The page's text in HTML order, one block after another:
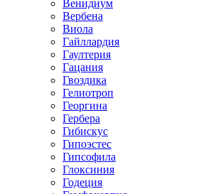
Венидиум
Вербена
Виола
Гайллардия
Гаултерия
Гацания
Гвоздика
Гелиотроп
Георгина
Гербера
Гибискус
Гипоэстес
Гипсофила
Глоксиния
Годеция